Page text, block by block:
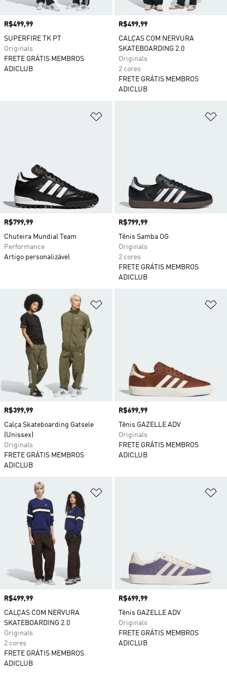
Preço
R$499,99
SUPERFIRE TK PT
Originals
FRETE GRÁTIS MEMBROS
ADICLUB
Preço
R$499,99
CALÇAS COM NERVURA
SKATEBOARDING 2.0
Originals
2 cores
FRETE GRÁTIS MEMBROS
ADICLUB
Preço
R$799,99
Chuteira Mundial Team
Performance
Artigo personalizável
Preço
R$799,99
Tênis Samba OG
Originals
2 cores
FRETE GRÁTIS MEMBROS
ADICLUB
Preço
R$399,99
Calça Skateboarding Gatsele
(Unissex)
Originals
FRETE GRÁTIS MEMBROS
ADICLUB
Preço
R$699,99
Tênis GAZELLE ADV
Originals
FRETE GRÁTIS MEMBROS
ADICLUB
Preço
R$499,99
CALÇAS COM NERVURA
SKATEBOARDING 2.0
Originals
2 cores
FRETE GRÁTIS MEMBROS
ADICLUB
Preço
R$699,99
Tênis GAZELLE ADV
Originals
FRETE GRÁTIS MEMBROS
ADICLUB